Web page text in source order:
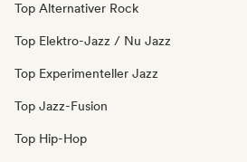
Top Alternativer Rock
Top Elektro-Jazz / Nu Jazz
Top Experimenteller Jazz
Top Jazz-Fusion
Top Hip-Hop